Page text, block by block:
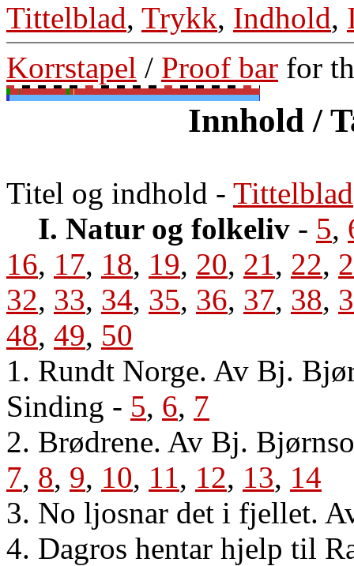
Tittelblad, Trykk, Indhold,
Korrstapel / Proof bar for
Innhold /
Titel og indhold - Tittelblad
I. Natur og folkeliv - 5,
16, 17, 18, 19, 20, 21, 22,
32, 33, 34, 35, 36, 37, 38,
48, 49, 50
1. Rundt Norge. Av Bj.
Sinding - 5, 6, 7
2. Brødrene. Av Bj.
7, 8, 9, 10, 11, 12, 13, 14
3. No ljosnar det i fjellet.
4. Dagros hentar hjelp til